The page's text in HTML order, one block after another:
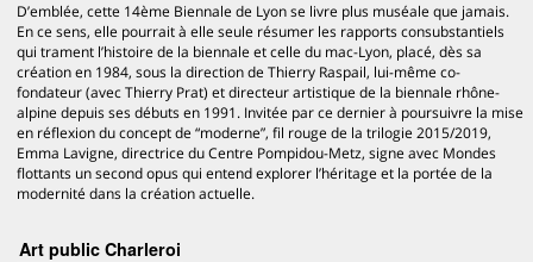
D’emblée, cette 14ème Biennale de Lyon se livre plus muséale que jamais.
En ce sens, elle pourrait à elle seule résumer les rapports consubstantiels
qui trament l’histoire de la biennale et celle du mac-Lyon, placé, dès sa
création en 1984, sous la direction de Thierry Raspail, lui-même co-
fondateur (avec Thierry Prat) et directeur artistique de la biennale rhône-
alpine depuis ses débuts en 1991. Invitée par ce dernier à poursuivre la mise
en réflexion du concept de “moderne”, fil rouge de la trilogie 2015/2019,
Emma Lavigne, directrice du Centre Pompidou-Metz, signe avec Mondes
flottants un second opus qui entend explorer l’héritage et la portée de la
modernité dans la création actuelle.
Art public Charleroi